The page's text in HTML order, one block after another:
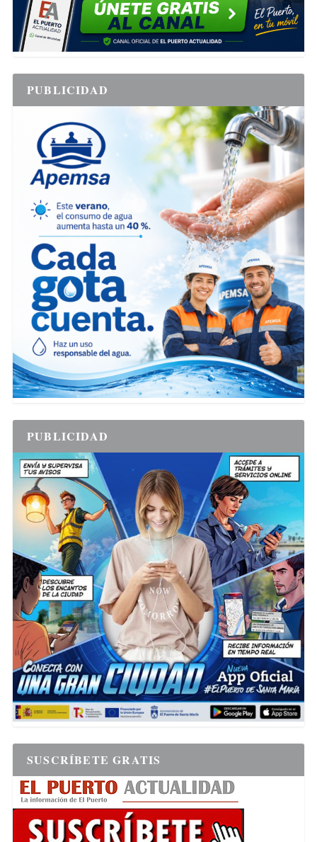
PUBLICIDAD
PUBLICIDAD
SUSCRÍBETE GRATIS